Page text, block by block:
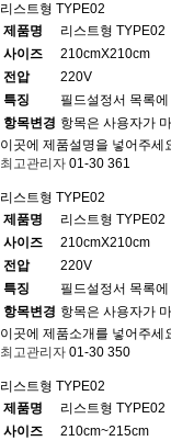
리스트형 TYPE02
제품명
리스트형 TYPE02
사이즈
210cmX210cm
전압
220V
특징
필드설정서 목록
항목변경 항목은 사용자가
이곳에 제품설명을 넣어주세
최고관리자 01-30 361
리스트형 TYPE02
제품명
리스트형 TYPE02
사이즈
210cmX210cm
전압
220V
특징
필드설정서 목록
항목변경 항목은 사용자가
이곳에 제품소개를 넣어주세
최고관리자 01-30 350
리스트형 TYPE02
제품명
리스트형 TYPE02
사이즈
210cm~215cm